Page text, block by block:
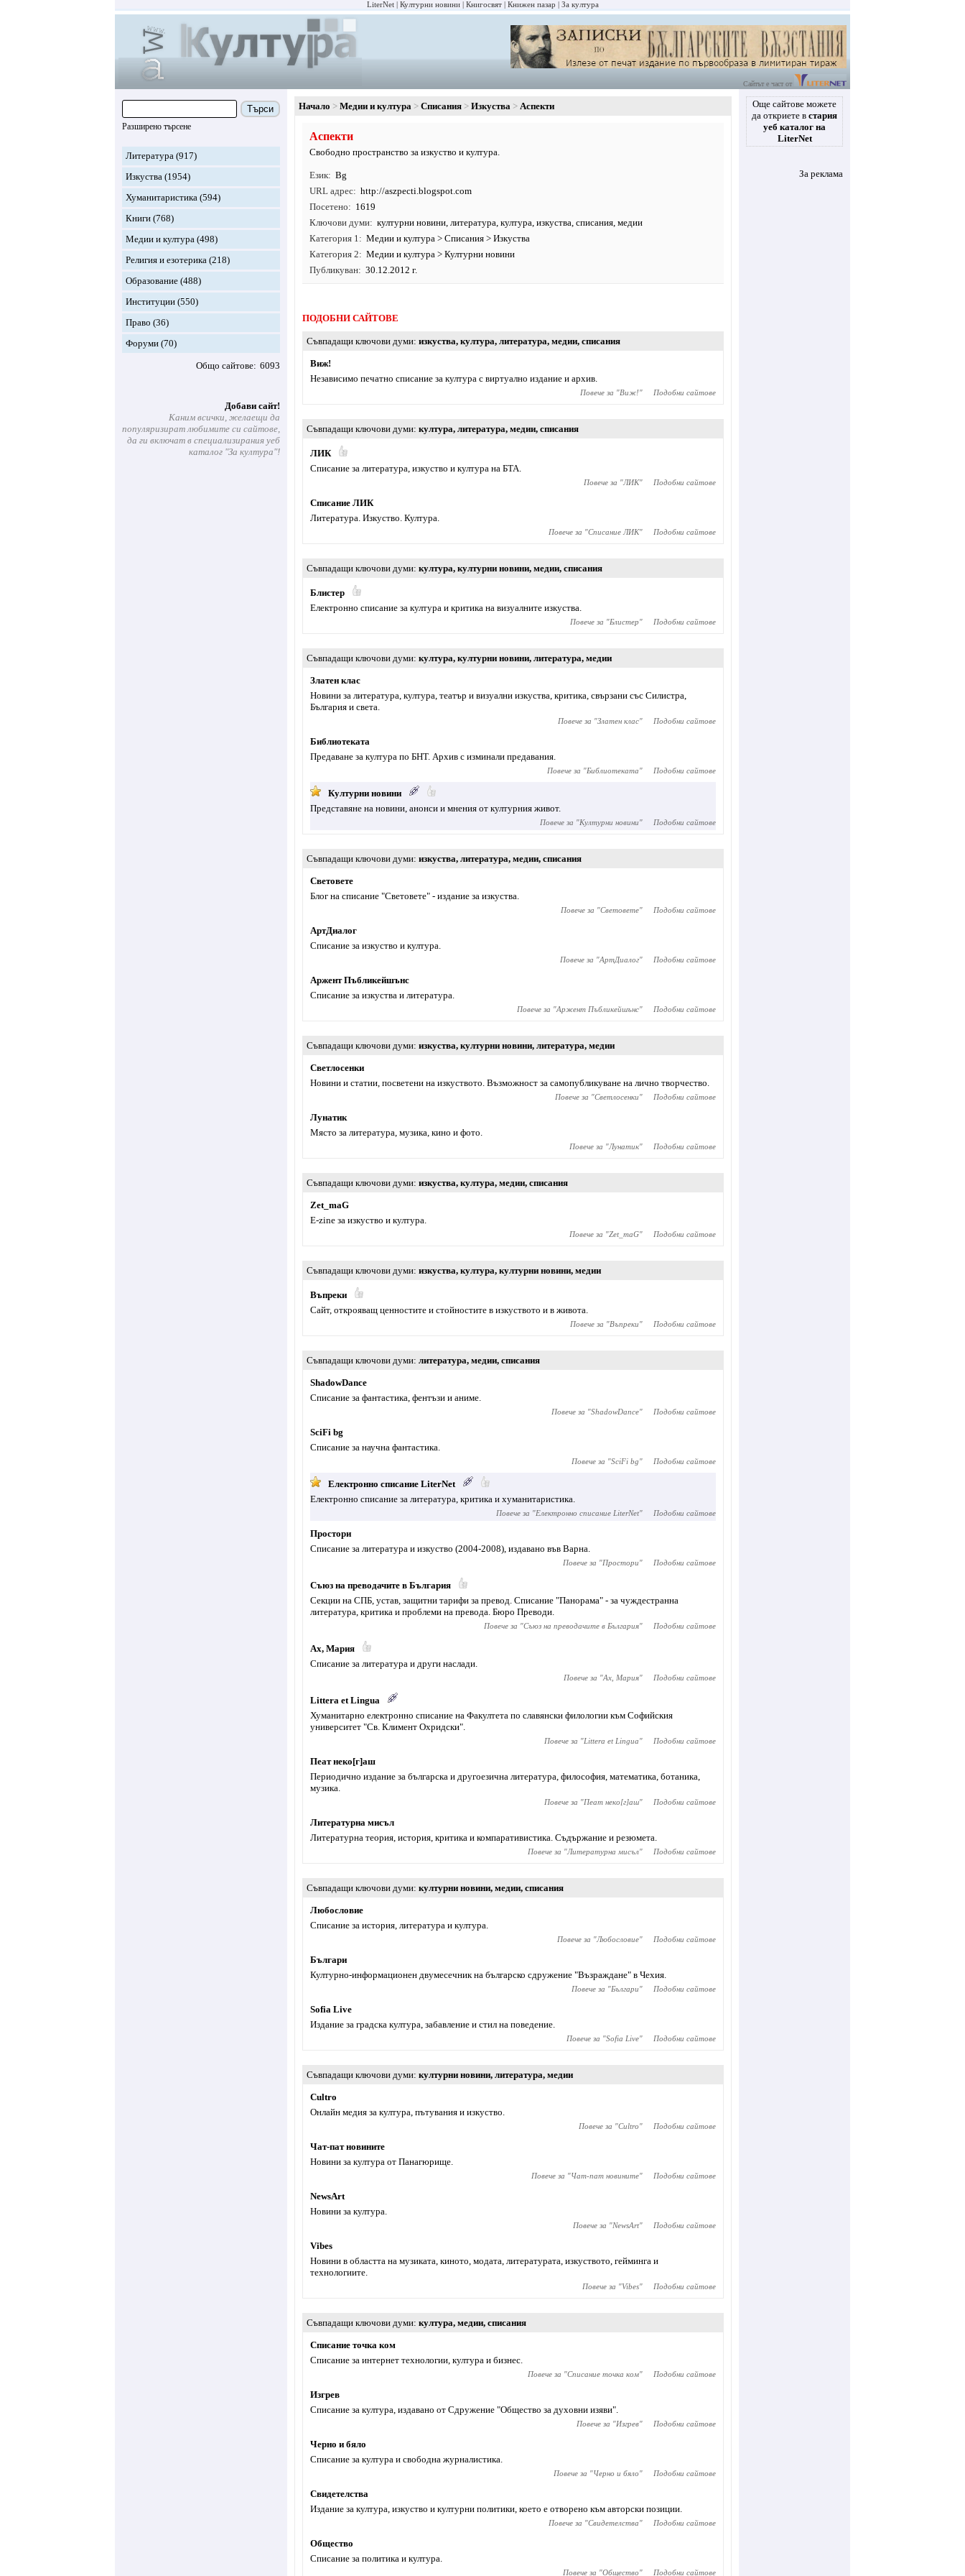
LiterNet Културни новини Книгосвят Книжен пазар За култура
Сайтът е част от
Търси
Разширено търсене
Литература (917)
Изкуства (1954)
Хуманитаристика (594)
Книги (768)
Медии и култура (498)
Религия и езотерика (218)
Образование (488)
Институции (550)
Право (36)
Форуми (70)
Общо сайтове 6093
Добави сайт!
Каним всички, желаещи да
популяризират любимите си сайтове,
да ги включат в специализирания уеб
каталог "За култура"!
Начало Медии и култура Списания Изкуства Аспекти
Аспекти
Свободно пространство за изкуство и култура.
Език
Bg
URL адрес
http://aszpecti.blogspot.com
Посетено
1619
Ключови думи
културни новини, литература, култура, изкуства, списания, медии
Категория 1
Медии и култура > Списания > Изкуства
Категория 2
Медии и култура > Културни новини
Публикуван
30.12.2012 г.
ПОДОБНИ САЙТОВЕ
Съвпадащи ключови думи изкуства, култура, литература, медии, списания
Виж!
Независимо печатно списание за култура с виртуално издание и архив.
Повече за "Виж!" Подобни сайтове
Съвпадащи ключови думи култура, литература, медии, списания
ЛИК
Списание за литература, изкуство и култура на БТА.
Повече за "ЛИК" Подобни сайтове
Списание ЛИК
Литература. Изкуство. Култура.
Повече за "Списание ЛИК" Подобни сайтове
Съвпадащи ключови думи култура, културни новини, медии, списания
Блистер
Електронно списание за култура и критика на визуалните изкуства.
Повече за "Блистер" Подобни сайтове
Съвпадащи ключови думи култура, културни новини, литература, медии
Златен клас
Новини за литература, култура, театър и визуални изкуства, критика, свързани със Силистра,
България и света.
Повече за "Златен клас" Подобни сайтове
Библиотеката
Предаване за култура по БНТ. Архив с изминали предавания.
Повече за "Библиотеката" Подобни сайтове
Културни новини
Представяне на новини, анонси и мнения от културния живот.
Повече за "Културни новини" Подобни сайтове
Съвпадащи ключови думи изкуства, литература, медии, списания
Световете
Блог на списание "Световете" - издание за изкуства.
Повече за "Световете" Подобни сайтове
АртДиалог
Списание за изкуство и култура.
Повече за "АртДиалог" Подобни сайтове
Аржент Пъбликейшънс
Списание за изкуства и литература.
Повече за "Аржент Пъбликейшънс" Подобни сайтове
Съвпадащи ключови думи изкуства, културни новини, литература, медии
Светлосенки
Новини и статии, посветени на изкуството. Възможност за самопубликуване на лично творчество.
Повече за "Светлосенки" Подобни сайтове
Лунатик
Място за литература, музика, кино и фото.
Повече за "Лунатик" Подобни сайтове
Съвпадащи ключови думи изкуства, култура, медии, списания
Zet_maG
Е-zine за изкуство и култура.
Повече за "Zet_maG" Подобни сайтове
Съвпадащи ключови думи изкуства, култура, културни новини, медии
Въпреки
Сайт, открояващ ценностите и стойностите в изкуството и в живота.
Повече за "Въпреки" Подобни сайтове
Съвпадащи ключови думи литература, медии, списания
ShadowDance
Списание за фантастика, фентъзи и аниме.
Повече за "ShadowDance" Подобни сайтове
SciFi bg
Списание за научна фантастика.
Повече за "SciFi bg" Подобни сайтове
Електронно списание LiterNet
Електронно списание за литература, критика и хуманитаристика.
Повече за "Електронно списание LiterNet" Подобни сайтове
Простори
Списание за литература и изкуство (2004-2008), издавано във Варна.
Повече за "Простори" Подобни сайтове
Съюз на преводачите в България
Секции на СПБ, устав, защитни тарифи за превод. Списание "Панорама" - за чуждестранна
литература, критика и проблеми на превода. Бюро Преводи.
Повече за "Съюз на преводачите в България" Подобни сайтове
Ах, Мария
Списание за литература и други наслади.
Повече за "Ах, Мария" Подобни сайтове
Littera et Lingua
Хуманитарно електронно списание на Факултета по славянски филологии към Софийския
университет "Св. Климент Охридски".
Повече за "Littera et Lingua" Подобни сайтове
Пеат неко[г]аш
Периодично издание за българска и другоезична литература, философия, математика, ботаника,
музика.
Повече за "Пеат неко[г]аш" Подобни сайтове
Литературна мисъл
Литературна теория, история, критика и компаративистика. Съдържание и резюмета.
Повече за "Литературна мисъл" Подобни сайтове
Съвпадащи ключови думи културни новини, медии, списания
Любословие
Списание за история, литература и култура.
Повече за "Любословие" Подобни сайтове
Българи
Културно-информационен двумесечник на българско сдружение "Възраждане" в Чехия.
Повече за "Българи" Подобни сайтове
Sofia Live
Издание за градска култура, забавление и стил на поведение.
Повече за "Sofia Live" Подобни сайтове
Съвпадащи ключови думи културни новини, литература, медии
Cultro
Онлайн медия за култура, пътувания и изкуство.
Повече за "Cultro" Подобни сайтове
Чат-пат новините
Новини за култура от Панагюрище.
Повече за "Чат-пат новините" Подобни сайтове
NewsArt
Новини за култура.
Повече за "NewsArt" Подобни сайтове
Vibes
Новини в областта на музиката, киното, модата, литературата, изкуството, гейминга и
технологиите.
Повече за "Vibes" Подобни сайтове
Съвпадащи ключови думи култура, медии, списания
Списание точка ком
Списание за интернет технологии, култура и бизнес.
Повече за "Списание точка ком" Подобни сайтове
Изгрев
Списание за култура, издавано от Сдружение "Общество за духовни изяви".
Повече за "Изгрев" Подобни сайтове
Черно и бяло
Списание за култура и свободна журналистика.
Повече за "Черно и бяло" Подобни сайтове
Свидетелства
Издание за култура, изкуство и културни политики, което е отворено към авторски позиции.
Повече за "Свидетелства" Подобни сайтове
Общество
Списание за политика и култура.
Повече за "Общество" Подобни сайтове
Още сайтове можете
да откриете в стария
уеб каталог на
LiterNet
За реклама